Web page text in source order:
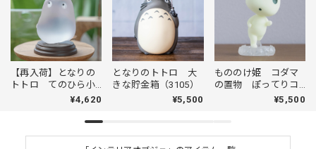
【再入荷】となりの
トトロ てのひら小
トトロ とうめい¥4,620
となりのトトロ 大
きな貯金箱（3105）
¥5,500
もののけ姫 コダマ
の置物 ぽってりコ
¥5,500